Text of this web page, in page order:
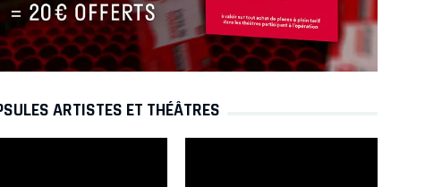
ARTISTES ET THÉÂTRES